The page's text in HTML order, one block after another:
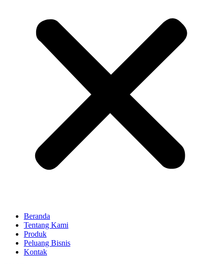
Beranda
Tentang Kami
Produk
Peluang Bisnis
Kontak